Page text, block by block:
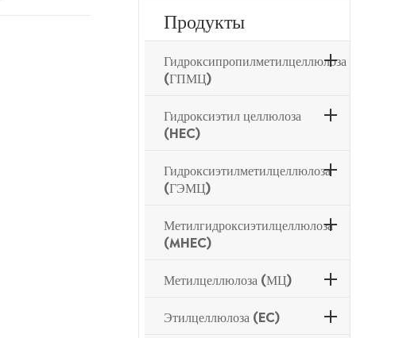
Продукты
Гидроксипропилметилцеллюлоза
(ГПМЦ)
Гидроксиэтил целлюлоза
(HEC)
Гидроксиэтилметилцеллюлоза
(ГЭМЦ)
Метилгидроксиэтилцеллюлоза
(MHEC)
Метилцеллюлоза (МЦ)
Этилцеллюлоза (EC)